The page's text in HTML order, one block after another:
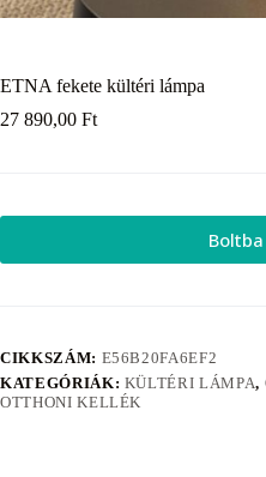
ETNA fekete kültéri lámpa
27 890,00 Ft
Boltba
CIKKSZÁM: E56B20FA6EF2
KATEGÓRIÁK: KÜLTÉRI LÁMPA,
OTTHONI KELLÉK